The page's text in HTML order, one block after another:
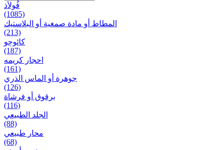
فُولاَذ
(1085)
المطاط أو مادة صمغية أو البلاستيك
(213)
کائوچو
(187)
احجار کریمه
(161)
جوهرة أو الماس الذري
(126)
برقوق أو فرشاة
(116)
الجلد الطبيعي
(88)
محار طبيعي
(68)